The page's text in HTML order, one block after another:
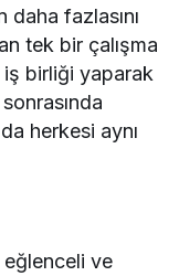
daha fazlasını
tek bir çalışma
iş birliği yaparak
herkesi aynı
eğlenceli ve